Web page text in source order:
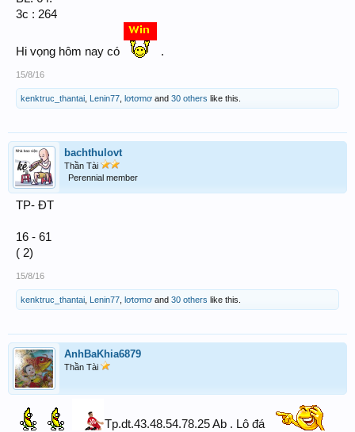
3c : 264
Hi vọng hôm nay có .
15/8/16
kenktruc_thantai Lenin77 lơtơmơ and 30 others like this.
bachthulovt
Thần Tài
Perennial member
TP- ĐT
16 - 61
( 2)
15/8/16
kenktruc_thantai Lenin77 lơtơmơ and 30 others like this.
AnhBaKhia6879
Thần Tài
Tp.dt.43.48.54.78.25 Ab . Lô đá